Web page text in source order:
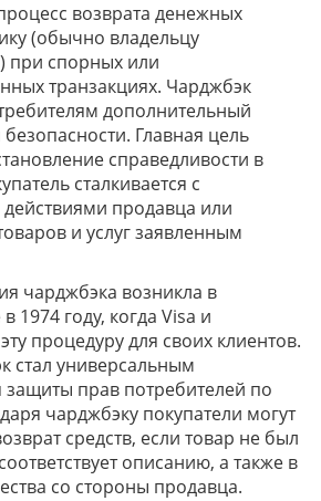
возврата денежных
(обычно владельцу
при спорных или
транзакциях. Чарджбэк
дополнительный
Главная цель
справедливости в
сталкивается с
продавца или
и услуг заявленным
чарджбэка возникла в
1974 году, когда Visa и
процедуру для своих клиентов.
стал универсальным
защиты прав потребителей по
чарджбэку покупатели могут
средств, если товар не был
описанию, а также в
со стороны продавца.